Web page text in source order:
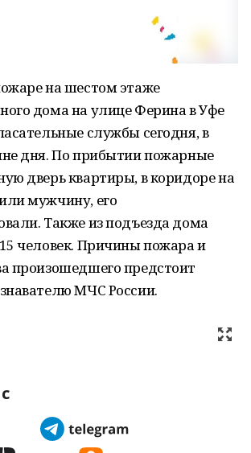
на шестом этаже
дома на улице Ферина в Уфе
службы сегодня, в
дня. По прибытии пожарные
дверь квартиры, в коридоре на
мужчину, его
Также из подъезда дома
человек. Причины пожара и
произошедшего предстоит
МЧС России.